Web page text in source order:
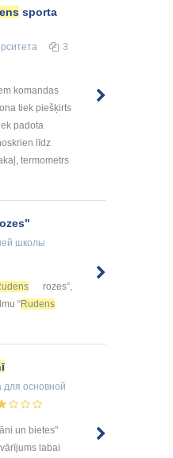
sporta
3
komandas
tiek piešķirts
padota
līdz
termometrs
школы
rozes”,
“Rudens
для основной
un bietes"
labai